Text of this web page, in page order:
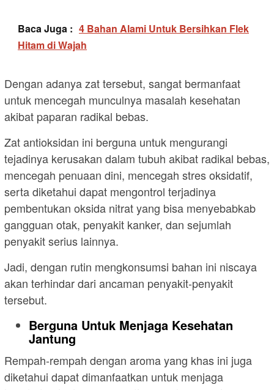
Baca Juga : 4 Bahan Alami Untuk Bersihkan Flek
Hitam di Wajah
Dengan adanya zat tersebut, sangat bermanfaat
untuk mencegah munculnya masalah kesehatan
akibat paparan radikal bebas.
Zat antioksidan ini berguna untuk mengurangi
tejadinya kerusakan dalam tubuh akibat radikal bebas,
mencegah penuaan dini, mencegah stres oksidatif,
serta diketahui dapat mengontrol terjadinya
pembentukan oksida nitrat yang bisa menyebabkab
gangguan otak, penyakit kanker, dan sejumlah
penyakit serius lainnya.
Jadi, dengan rutin mengkonsumsi bahan ini niscaya
akan terhindar dari ancaman penyakit-penyakit
tersebut.
Berguna Untuk Menjaga Kesehatan
Jantung
Rempah-rempah dengan aroma yang khas ini juga
diketahui dapat dimanfaatkan untuk menjaga